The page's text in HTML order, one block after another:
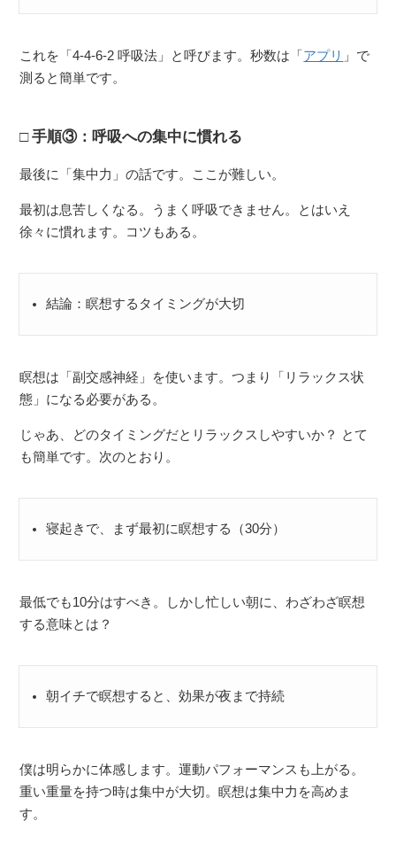
これを「4-4-6-2 呼吸法」と呼びます。秒数は「アプリ 」で
測ると簡単です。
手順③：呼吸への集中に慣れる
最後に「集中力」の話です。ここが難しい。
最初は息苦しくなる。うまく呼吸できません。とはいえ
徐々に慣れます。コツもある。
結論：瞑想するタイミングが大切
瞑想は「副交感神経」を使います。つまり「リラックス状
態」になる必要がある。
じゃあ、どのタイミングだとリラックスしやすいか？ とて
も簡単です。次のとおり。
寝起きで、まず最初に瞑想する（30分）
最低でも10分はすべき。しかし忙しい朝に、わざわざ瞑想
する意味とは？
朝イチで瞑想すると、効果が夜まで持続
僕は明らかに体感します。運動パフォーマンスも上がる。
重い重量を持つ時は集中が大切。瞑想は集中力を高めま
す。